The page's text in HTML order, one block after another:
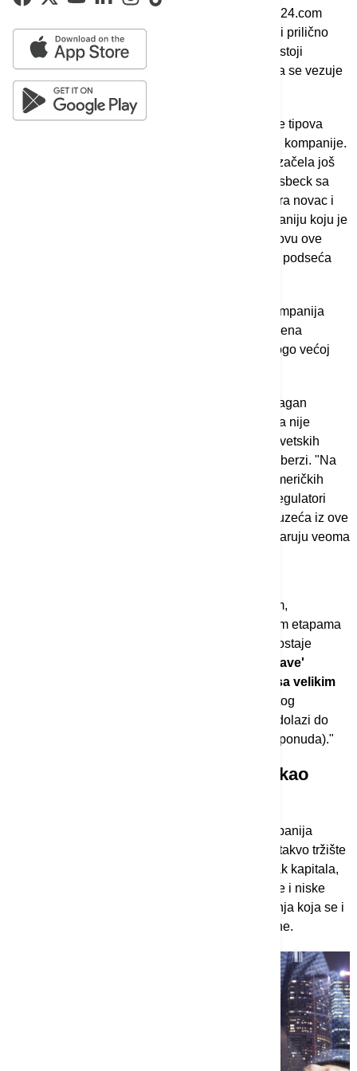
Kako ocenjuje osnivač brokerske kuće Tradewin24.com
Miroslav Radaković, reč je o apsolutno priznatoj i prilično
razvijenoj investicionoj kategoriji u SAD, koja postoji
decenijama i ima čvrstu akademsku podlogu koja se vezuje
upravo za pomenuti Stanford.
"Ono što je bitno napomenuti jeste da postoji više tipova
fondova u zavisnosti od toga kako se preuzimaju kompanije.
ETA fondovi su možda najformalniji tip. Ideja se začela još
davne 1984. godine kada je mladi profesor Grousbeck sa
Stanford Univerziteta prikupio od svojih investitora novac i
potom tražio da preuzme etabliranu mladu kompaniju koju je
nakon preuzimanja vodio i unapređivao. Na osnovu ove
ideje se potom razvio ceo pravac u investiranju", podseća
On skreće pažnju na to da berzanska holding kompanija
Berkshire Hathaway legendarnog investitora Vorena
Bafeta ima sličan modus operandi, samo na mnogo većoj
Profesor Ekonomskog fakulteta u Kragujevcu Dragan
Stojković dodaje pak da je ovaj način investiranja nije
prisutan samo na Zapadu, već širom razvijenih svetskih
tržišta - kako na Njujorškoj, tako i na Šangajskoj berzi. "Na
primer, s ciljem da smanje zavisnost od uvoza američkih
čipova iz oblasti veštačke inteligencije, kineski regulatori
aktivno podržavaju inicijalne javne ponude preduzeća iz ove
oblasti. Danas zahvaljujući tim aktivnostima ostvaruju veoma
U načelu, dodaje on, reč je o mladim, inovativnim,
perspektivnim kompanijama kojima su u početnim etapama
razvoja sredstva neophodna - ideja je tu, ali nedostaje
Investitori koji prepoznaju i podrže 'prave'
kompanije ostvaruju veliku zaradu, u skladu sa velikim
Na kraju tog
početnog razvojnog puta inovativnih kompanija dolazi do
IPO (engl. initial public offering - inicijalna javna ponuda)."
Beogradska berza se ne nameće kao
Međutim, dok je na Zapadu kupovina malih kompanija
postala legitimna investiciona strategija, u Srbiji takvo tržište
praktično ne postoji. Razlog nije samo nedostatak kapitala,
već čitav niz strukturnih problema: od slabe berze i niske
transparentnosti poslovanja, do kulture investiranja koja se i
dalje dominantno oslanja na pomenute nekretnine.